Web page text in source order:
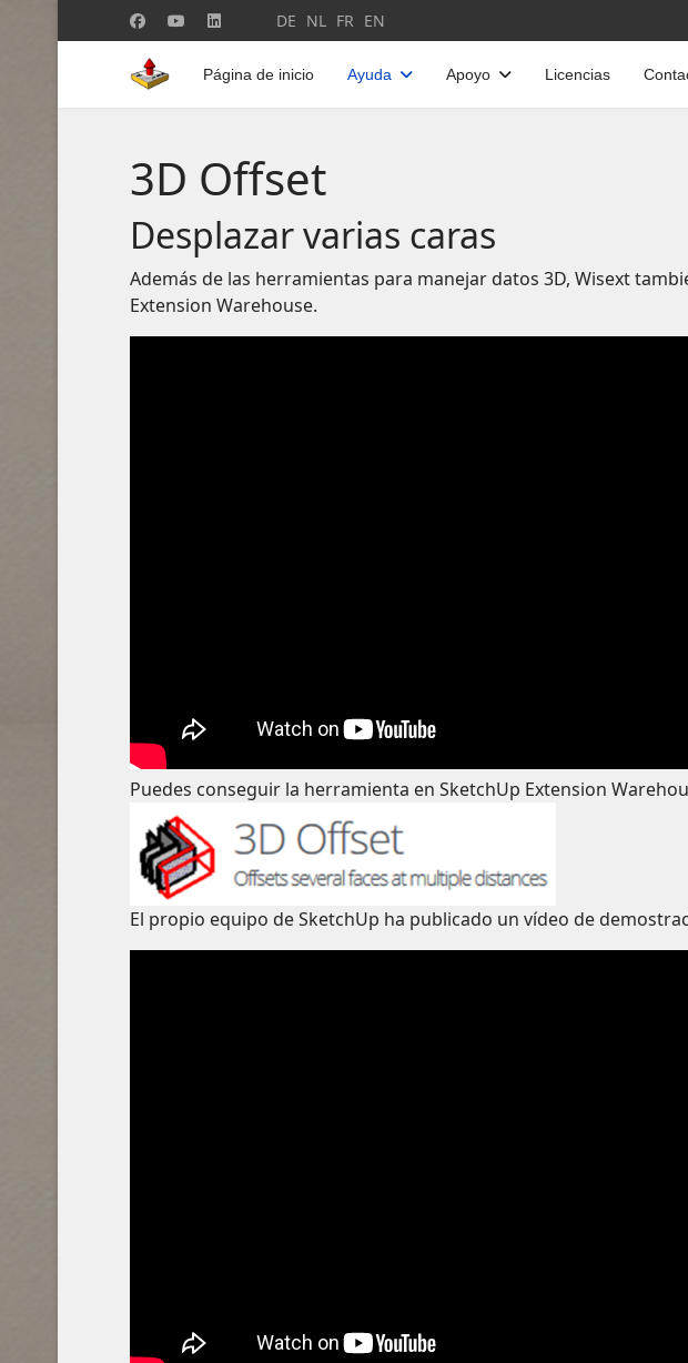
Seleccione su idioma
DE NL FR EN
Página de inicio Ayuda Apoyo Licencias
3D Offset
Desplazar varias caras
Además de las herramientas para manejar datos 3D, Wisext
Extension Warehouse.
Puedes conseguir la herramienta en SketchUp Extension
El propio equipo de SketchUp ha publicado un vídeo de